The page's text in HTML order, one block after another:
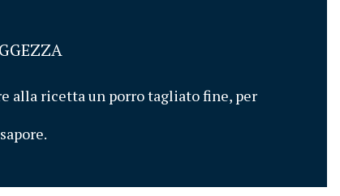
alla ricetta un porro tagliato fine, per